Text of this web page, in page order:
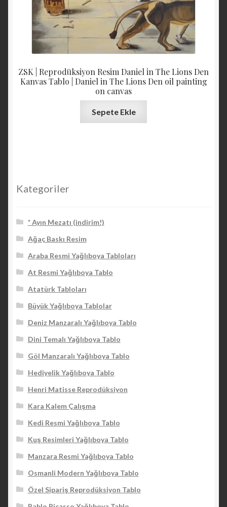
ZSK | Reprodüksiyon Resim Daniel in The Lions Den
Kanvas Tablo | Daniel in The Lions Den oil painting
on canvas
Sepete Ekle
Kategoriler
* Ayın Mezatı (indirim!)
Ağaç Baskı Resim
Araba Resmi Yağlıboya Tabloları
At Resmi Yağlıboya Tablo
Atatürk Tabloları
Büyük Yağlıboya Tablolar
Deniz Manzaralı Yağlıboya Tablo
Dini Temalı Yağlıboya Tablo
Göl Manzaralı Yağlıboya Tablo
Hediyelik Yağlıboya Tablo
Henri Matisse Reprodüksiyon
Kara Kalem Çalışma
Kedi Resmi Yağlıboya Tablo
Kuş Resimleri Yağlıboya Tablo
Manzara Resmi Yağlıboya Tablo
Osmanli Modern Yağlıboya Tablo
Özel Sipariş Reprodüksiyon Tablo